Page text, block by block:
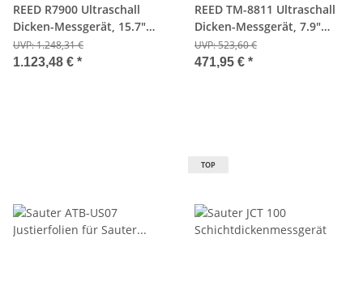
REED R7900 Ultraschall
Dicken-Messgerät, 15.7"
(400mm)
UVP:1.248,31 €
1.123,48 € *
REED TM-8811 Ultraschall
Dicken-Messgerät, 7.9"
(200mm)
UVP:523,60 €
471,95 € *
TOP